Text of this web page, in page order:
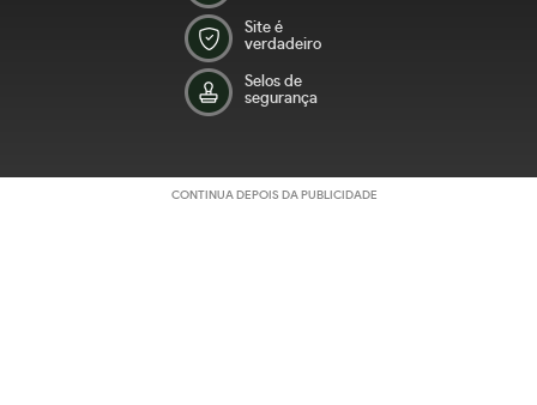
Site é
verdadeiro
Selos de
segurança
CONTINUA DEPOIS DA PUBLICIDADE